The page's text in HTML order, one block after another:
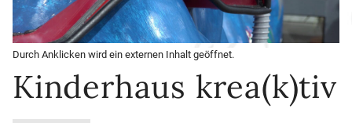
Durch Anklicken wird ein externen Inhalt geöffnet.
Kinderhaus krea(k)tiv